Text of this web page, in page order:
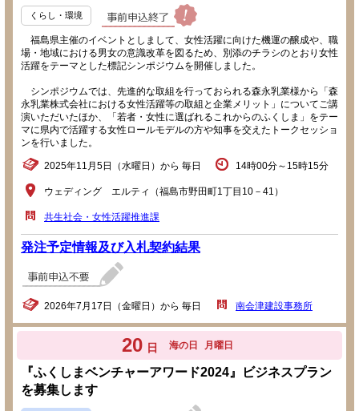
くらし・環境
福島県主催のイベントとしまして、女性活躍に向けた機運の醸成や、職
場・地域における男女の意識改革を図るため、別添のチラシのとおり女性
活躍をテーマとした標記シンポジウムを開催しました。
シンポジウムでは、先進的な取組を行っておられる森永乳業様から「森
永乳業株式会社における女性活躍等の取組と企業メリット」についてご講
演いただいたほか、「若者・女性に選ばれるこれからのふくしま」をテー
マに県内で活躍する女性ロールモデルの方や知事を交えたトークセッショ
ンを行いました。
2025年11月5日（水曜日）から 毎日 14時00分～15時15分
ウェディング エルティ（福島市野田町1丁目10－41）
共生社会・女性活躍推進課
発注予定情報及び入札契約結果
2026年7月17日（金曜日）から 毎日 南会津建設事務所
20 日 海の日 月曜日
『ふくしまベンチャーアワード2024』ビジネスプラン
を募集します